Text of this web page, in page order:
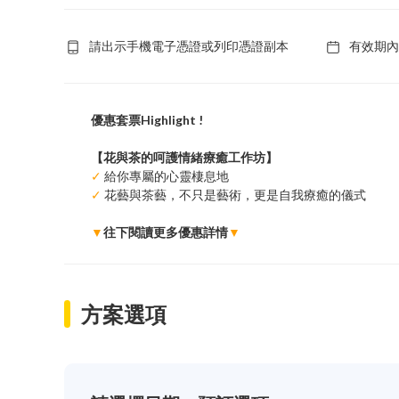
請出示手機電子憑證或列印憑證副本 有效期
優惠套票Highlight !
【​花與茶的呵護情緒療癒工作坊】
✓ 給你專屬的心靈棲息地
✓ 花藝與茶藝，不只是藝術，更是自我療癒的儀式
▼往下閱讀更多優惠詳情▼
方案選項